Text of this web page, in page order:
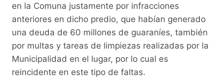
en la Comuna justamente por infracciones
anteriores en dicho predio, que habían generado
una deuda de 60 millones de guaraníes, también
por multas y tareas de limpiezas realizadas por la
Municipalidad en el lugar, por lo cual es
reincidente en este tipo de faltas.